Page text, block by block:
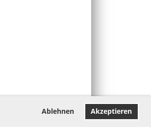
Ablehnen Akzeptieren